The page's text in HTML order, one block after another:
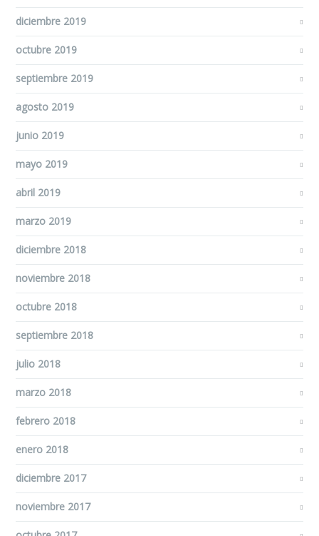
diciembre 2019
octubre 2019
septiembre 2019
agosto 2019
junio 2019
mayo 2019
abril 2019
marzo 2019
diciembre 2018
noviembre 2018
octubre 2018
septiembre 2018
julio 2018
marzo 2018
febrero 2018
enero 2018
diciembre 2017
noviembre 2017